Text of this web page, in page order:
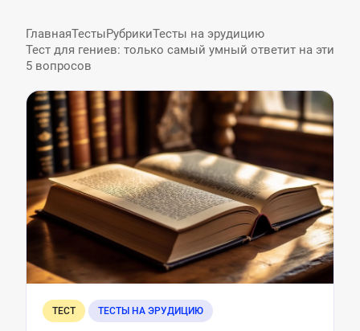
ГлавнаяТестыРубрикиТесты на эрудицию
Тест для гениев: только самый умный ответит на эти
5 вопросов
ТЕСТ ТЕСТЫ НА ЭРУДИЦИЮ